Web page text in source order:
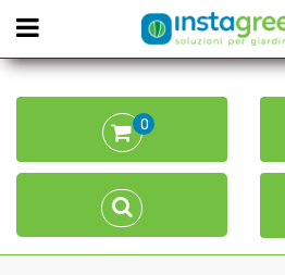
Open menu
0